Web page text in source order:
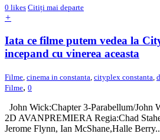
0 likes Citiți mai departe
+
Iata ce filme putem vedea la
incepand cu vinerea aceasta
Filme cinema in constanta cityplex constanta
Filme, 0
John Wick:Chapter 3-Parabellum/John
2D AVANPREMIERA Regia:Chad
Jerome Flynn, Ian McShane,Halle